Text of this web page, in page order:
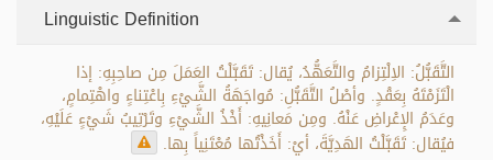
Linguistic Definition
التَّقَبُّلُ: الاِلْتِزامُ والتَّعَهُّدُ، يُقال: تَقَبَّلْتُ العَمَلَ مِن صاحِبِهِ: إذا
الْتَزَمْتَهُ بِعَقْدٍ. وأصْلُ التَّقَبُّلِ: مُواجَهَةُ الشَّيْءِ بِاعْتِناءٍ واهْتِمامٍ،
وعَدَمُ الإِعْراضِ عَنْهُ. ومِن مَعانِيهِ: أَخْذُ الشَّيْءِ وتَرْتِيبُ شَيْءٍ عَلَيْهِ،
فيُقال: تَقَبَّلْتُ الهَدِيَّةَ، أيْ: أَخَذْتُها مُعْتَنِياً بِها.